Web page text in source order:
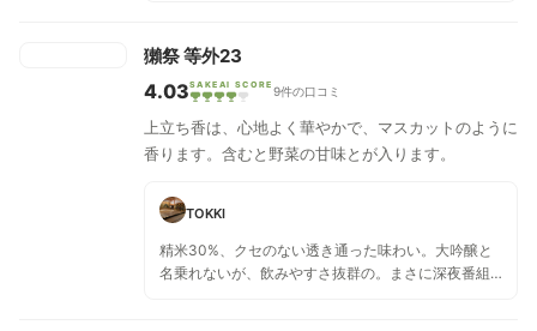
獺祭 等外23
4.03SAKEAI SCORE 9件の口コミ
上立ち香は、心地よく華やかで、マスカットのように
香ります。含むと野菜の甘味とが入ります。
TOKKI
精米30%、クセのない透き通った味わい。大吟醸と
名乗れないが、飲みやすさ抜群の。まさに深夜番組